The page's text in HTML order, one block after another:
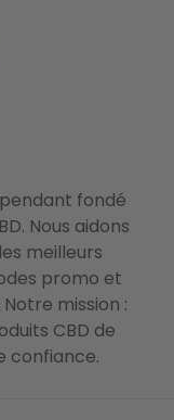
fondé
Nous aidons
meilleurs
promo et
mission :
CBD de
confiance.